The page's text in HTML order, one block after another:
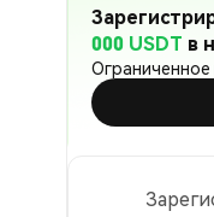
000 USDT в